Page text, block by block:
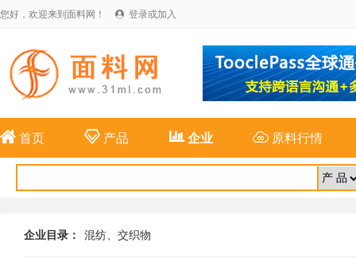
您好，欢迎来到面料网！  登录或加入
 首页 产品 企业 原料行情
企业目录： 混纺、交织物